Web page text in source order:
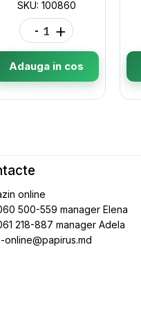
SKU: 100860
- +
Adauga in cos
online
500-559 manager Elena
218-887 manager Adela
online@papirus.md